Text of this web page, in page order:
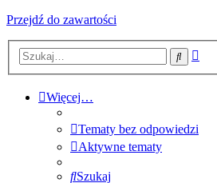
Przejdź do zawartości
Szukaj
Więcej…
Tematy bez odpowiedzi
Aktywne tematy
Szukaj